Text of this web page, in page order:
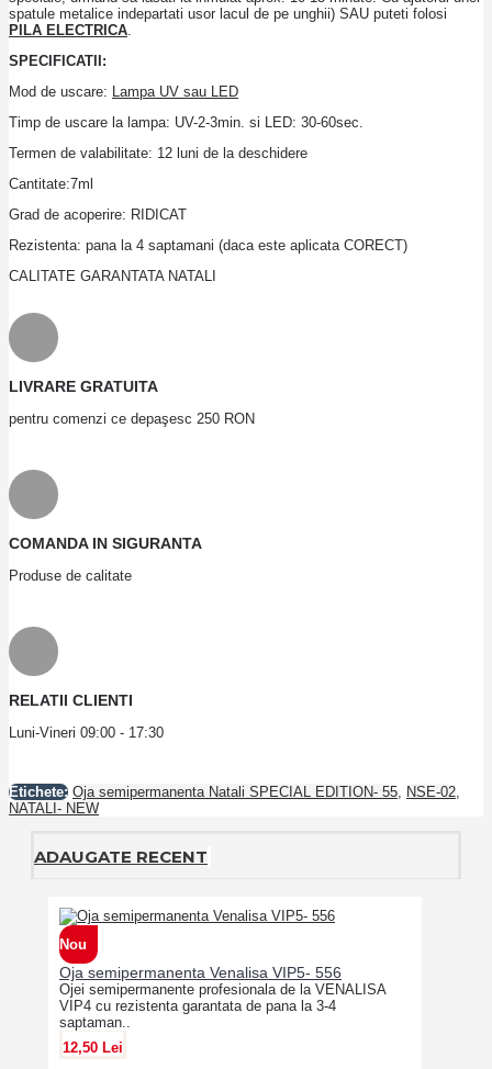
spatule metalice indepartati usor lacul de pe unghii) SAU puteti folosi
PILA ELECTRICA
SPECIFICATII:
Mod de uscare: Lampa UV sau LED
Timp de uscare la lampa: UV-2-3min. si LED: 30-60sec.
Termen de valabilitate: 12 luni de la deschidere
Cantitate:7ml
Grad de acoperire: RIDICAT
Rezistenta: pana la 4 saptamani (daca este aplicata CORECT)
CALITATE GARANTATA NATALI
LIVRARE GRATUITA
pentru comenzi ce depaşesc 250 RON
COMANDA IN SIGURANTA
Produse de calitate
RELATII CLIENTI
Luni-Vineri 09:00 - 17:30
Etichete: Oja semipermanenta Natali SPECIAL EDITION- 55 NSE-02
NATALI- NEW
ADAUGATE RECENT
Nou
Oja semipermanenta Venalisa VIP5- 556
Ojei semipermanente profesionala de la VENALISA
VIP4 cu rezistenta garantata de pana la 3-4
saptaman..
12,50 Lei